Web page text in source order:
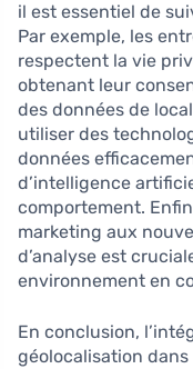
il est essentiel de
Par exemple, les
respectent la vie
obtenant leur
des données de
utiliser des
données
d’intelligence
comportement.
marketing aux
d’analyse est
environnement en
En conclusion,
géolocalisation dans